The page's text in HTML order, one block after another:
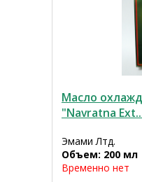
Масло
"Navratna
Эмами Лтд.
Объем: 200 мл
Временно нет